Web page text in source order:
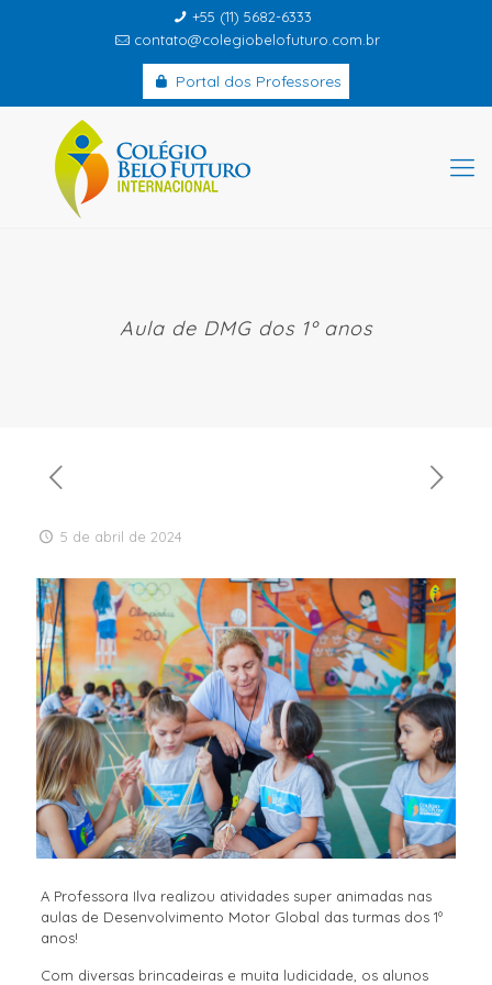
+55 (11) 5682-6333
contato@colegiobelofuturo.com.br
Portal dos Professores
Aula de DMG dos 1º anos
5 de abril de 2024
A Professora Ilva realizou atividades super animadas nas
aulas de Desenvolvimento Motor Global das turmas dos 1º
anos!
Com diversas brincadeiras e muita ludicidade, os alunos